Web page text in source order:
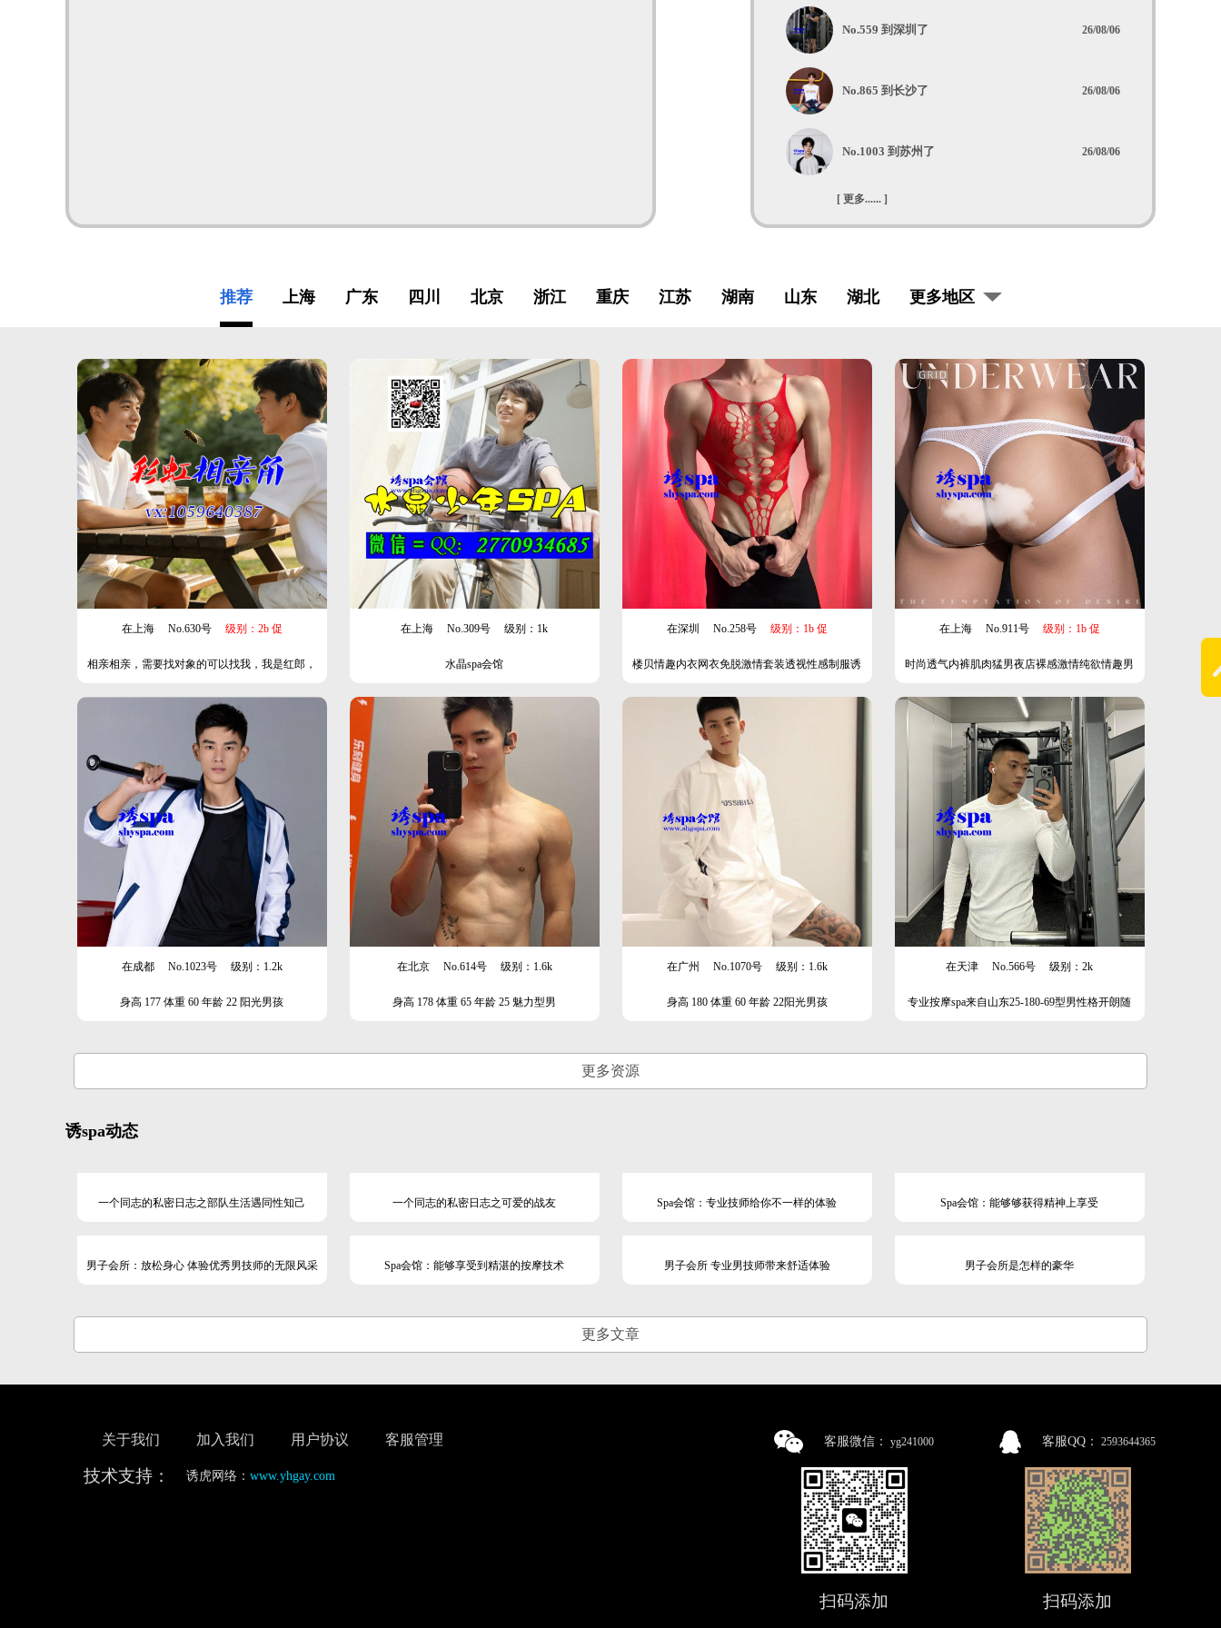
No.559 到深圳了 26/08/06
No.865 到长沙了 26/08/06
No.1003 到苏州了 26/08/06
[ 更多...... ]
推荐 上海 广东 四川 北京 浙江 重庆 江苏 湖南 山东 湖北 更多地区
在上海 No.630号 级别：2b 促
相亲相亲，需要找对象的可以找我，我是红郎，
在上海 No.309号 级别：1k
水晶spa会馆
在深圳 No.258号 级别：1b 促
楼贝情趣内衣网衣免脱激情套装透视性感制服诱
在上海 No.911号 级别：1b 促
时尚透气内裤肌肉猛男夜店裸感激情纯欲情趣男
在成都 No.1023号 级别：1.2k
身高 177 体重 60 年龄 22 阳光男孩
在北京 No.614号 级别：1.6k
身高 178 体重 65 年龄 25 魅力型男
在广州 No.1070号 级别：1.6k
身高 180 体重 60 年龄 22阳光男孩
在天津 No.566号 级别：2k
专业按摩spa来自山东25-180-69型男性格开朗随
更多资源
诱spa动态
一个同志的私密日志之部队生活遇同性知己 一个同志的私密日志之可爱的战友 Spa会馆：专业技师给你不一样的体验 Spa会馆：能够够获得精神上享受
男子会所：放松身心 体验优秀男技师的无限风采 Spa会馆：能够享受到精湛的按摩技术 男子会所 专业男技师带来舒适体验 男子会所是怎样的豪华
更多文章
关于我们 加入我们 用户协议 客服管理
技术支持： 诱虎网络： www.yhgay.com
客服微信： yg241000
扫码添加
客服QQ： 2593644365
扫码添加